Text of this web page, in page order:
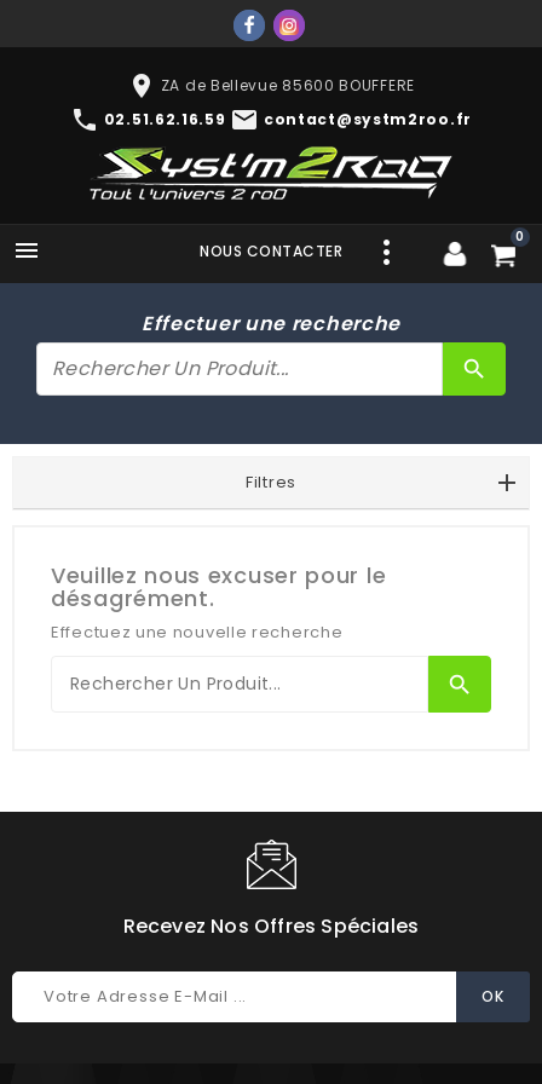
place ZA de Bellevue 85600 BOUFFERE
phone 02.51.62.16.59 mail contact@systm2roo.fr
 0
NOUS CONTACTER
Effectuer une recherche
search
Filtres
Veuillez nous excuser pour le
désagrément.
Effectuez une nouvelle recherche
search
Recevez Nos Offres Spéciales